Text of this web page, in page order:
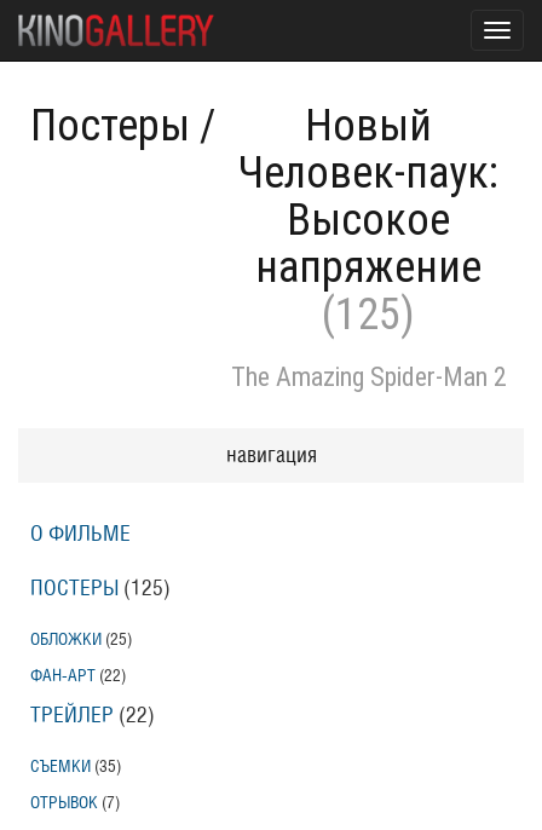
Постеры /
Новый
Человек-паук:
Высокое
напряжение
(125)
The Amazing Spider-Man 2
навигация
О ФИЛЬМЕ
ПОСТЕРЫ (125)
ОБЛОЖКИ (25)
ФАН-АРТ (22)
ТРЕЙЛЕР (22)
СЪЕМКИ (35)
ОТРЫВОК (7)